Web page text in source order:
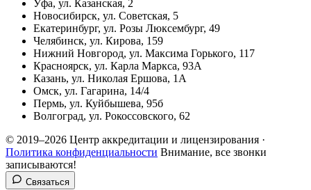
Уфа, ул. Казанская, 2
Новосибирск, ул. Советская, 5
Екатеринбург, ул. Розы Люксембург, 49
Челябинск, ул. Кирова, 159
Нижний Новгород, ул. Максима Горького, 117
Красноярск, ул. Карла Маркса, 93А
Казань, ул. Николая Ершова, 1А
Омск, ул. Гагарина, 14/4
Пермь, ул. Куйбышева, 95б
Волгоград, ул. Рокоссовского, 62
© 2019–2026 Центр аккредитации и лицензирования ·
Политика конфиденциальности Внимание, все звонки
записываются!
Связаться